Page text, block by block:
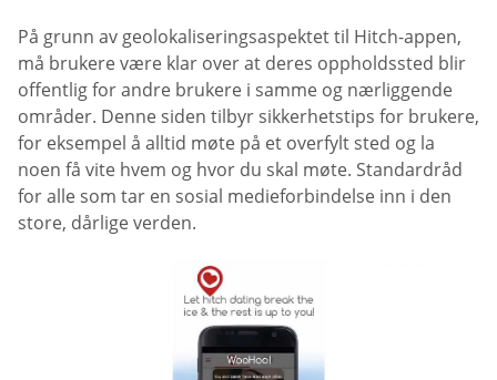
På grunn av geolokaliseringsaspektet til Hitch-appen,
må brukere være klar over at deres oppholdssted blir
offentlig for andre brukere i samme og nærliggende
områder. Denne siden tilbyr sikkerhetstips for brukere,
for eksempel å alltid møte på et overfylt sted og la
noen få vite hvem og hvor du skal møte. Standardråd
for alle som tar en sosial medieforbindelse inn i den
store, dårlige verden.